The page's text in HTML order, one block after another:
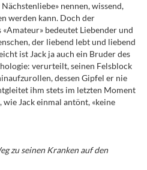
nennen, wissend,
werden kann. Doch der
bedeutet Liebender und
der liebend lebt und liebend
ist Jack ja auch ein Bruder des
verurteilt, seinen Felsblock
dessen Gipfel er nie
ihm stets im letzten Moment
Jack einmal antönt, «keine
zu seinen Kranken auf den